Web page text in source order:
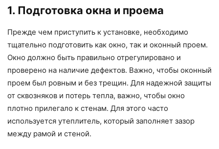
1. Подготовка окна и проема
Прежде чем приступить к установке, необходимо
тщательно подготовить как окно, так и оконный проем.
Окно должно быть правильно отрегулировано и
проверено на наличие дефектов. Важно, чтобы оконный
проем был ровным и без трещин. Для надежной защиты
от сквозняков и потерь тепла, важно, чтобы окно
плотно прилегало к стенам. Для этого часто
используется утеплитель, который заполняет зазор
между рамой и стеной.